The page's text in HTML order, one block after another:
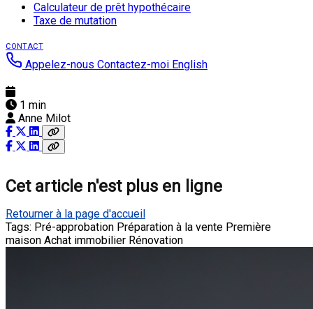
Calculateur de prêt hypothécaire
Taxe de mutation
CONTACT
Appelez-nous Contactez-moi English
1 min
Anne Milot
Cet article n'est plus en ligne
Retourner à la page d'accueil
Tags: Pré-approbation Préparation à la vente Première
maison Achat immobilier Rénovation